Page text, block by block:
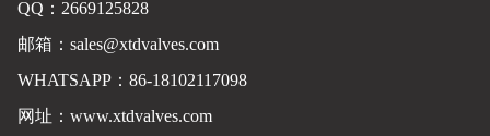
QQ：2669125828
邮箱： sales@xtdvalves.com
WHATSAPP：86-18102117098
网址： www.xtdvalves.com